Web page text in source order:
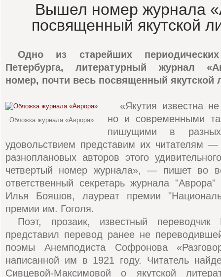
Вышел номер журнала
посвященный якутской
Одно из старейших
Петербурга, литературный журнал
номер, почти весь посвященный якутской
Обложка журнала «Аврора»
«Якутия известна
но и современными
пишущими в
удовольствием представим их читателям
разноплановых авторов этого
четвертый номер журнала», — пишет во
ответственный секретарь журнала "Аврора"
Илья Бояшов, лауреат премии
премии им. Гоголя.
Поэт, прозаик, известный переводчик
представил перевод ранее не
поэмы Анемподиста Софронова
написанной им в 1921 году. Читатель
Сивцевой-Максимовой о якутской